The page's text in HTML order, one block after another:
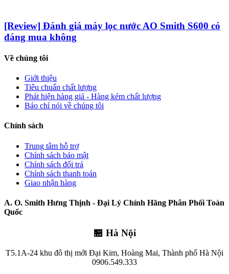
[Review] Đánh giá máy lọc nước AO Smith S600 có
đáng mua không
Về chúng tôi
Giới thiệu
Tiêu chuẩn chất lượng
Phát hiện hàng giả - Hàng kém chất lượng
Báo chí nói về chúng tôi
Chính sách
Trung tâm hỗ trợ
Chính sách bảo mật
Chính sách đổi trả
Chính sách thanh toán
Giao nhận hàng
A. O. Smith Hưng Thịnh - Đại Lý Chính Hãng Phân Phối Toàn
Quốc
🏪 Hà Nội
T5.1A-24 khu đô thị mới Đại Kim, Hoàng Mai, Thành phố Hà Nội
0906.549.333